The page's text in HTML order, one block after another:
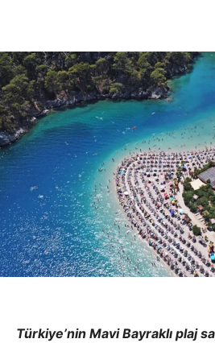
Türkiye’nin Mavi Bayraklı plaj